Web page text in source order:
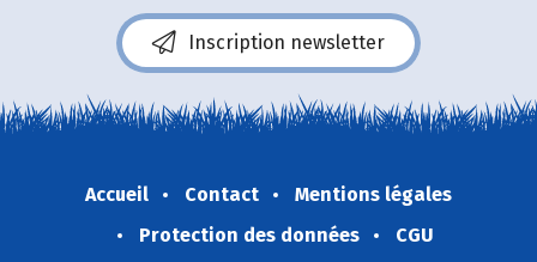
Inscription newsletter
Accueil Contact
Mentions légales
Protection des données
CGU